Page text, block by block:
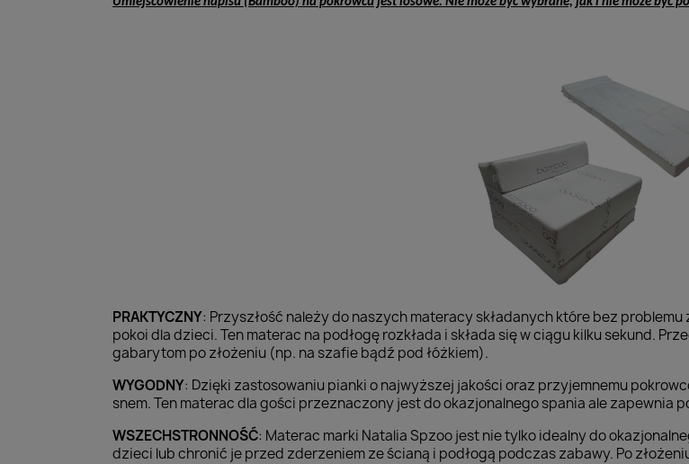
PRAKTYCZNY: Przyszłość należy do naszych materacy składanych które bez
pokoi dla dzieci. Ten materac na podłogę rozkłada i składa się w ciągu kilku sekund.
gabarytom po złożeniu (np. na szafie bądź pod łóżkiem).
WYGODNY: Dzięki zastosowaniu pianki o najwyższej jakości oraz przyjemnemu
snem. Ten materac dla gości przeznaczony jest do okazjonalnego spania ale zapewnia
WSZECHSTRONNOŚĆ: Materac marki Natalia Spzoo jest nie tylko idealny do
dzieci lub chronić je przed zderzeniem ze ścianą i podłogą podczas zabawy. Po